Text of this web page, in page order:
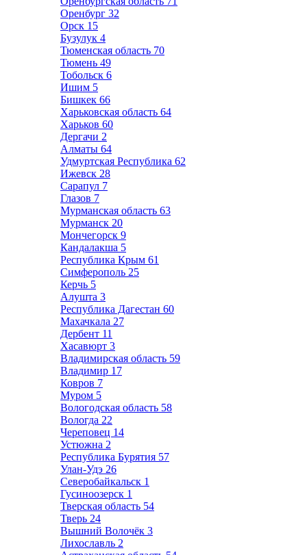
Оренбург 32
Орск 15
Бузулук 4
Тюменская область 70
Тюмень 49
Тобольск 6
Ишим 5
Бишкек 66
Харьковская область 64
Харьков 60
Дергачи 2
Алматы 64
Удмуртская Республика 62
Ижевск 28
Сарапул 7
Глазов 7
Мурманская область 63
Мурманск 20
Мончегорск 9
Кандалакша 5
Республика Крым 61
Симферополь 25
Керчь 5
Алушта 3
Республика Дагестан 60
Махачкала 27
Дербент 11
Хасавюрт 3
Владимирская область 59
Владимир 17
Ковров 7
Муром 5
Вологодская область 58
Вологда 22
Череповец 14
Устюжна 2
Республика Бурятия 57
Улан-Удэ 26
Северобайкальск 1
Гусиноозерск 1
Тверская область 54
Тверь 24
Вышний Волочёк 3
Лихославль 2